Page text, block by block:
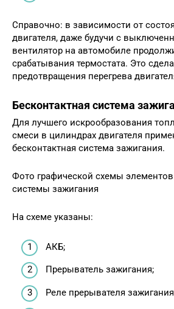
Справочно: в зависимости от
двигателя, даже будучи с
вентилятор на автомобиле
срабатывания термостата. Это
предотвращения перегрева
Бесконтактная система
Для лучшего искрообразования
смеси в цилиндрах двигателя
бесконтактная система зажигания.
Фото графической схемы элементов
системы зажигания
На схеме указаны:
АКБ;
Прерыватель зажигания;
Реле прерывателя